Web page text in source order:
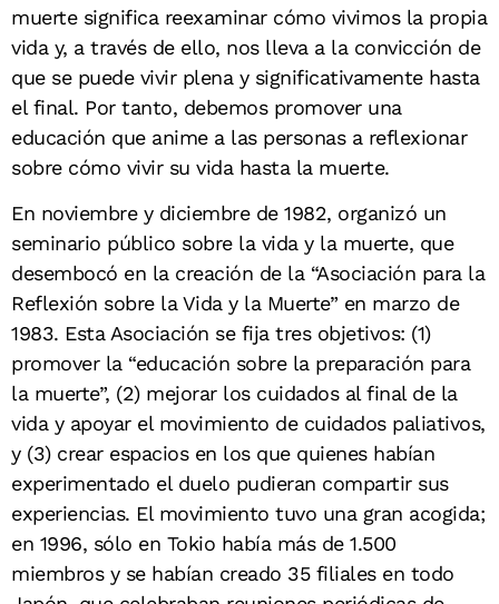
muerte significa reexaminar cómo vivimos la propia
vida y, a través de ello, nos lleva a la convicción de
que se puede vivir plena y significativamente hasta
el final. Por tanto, debemos promover una
educación que anime a las personas a reflexionar
sobre cómo vivir su vida hasta la muerte.
En noviembre y diciembre de 1982, organizó un
seminario público sobre la vida y la muerte, que
desembocó en la creación de la “Asociación para la
Reflexión sobre la Vida y la Muerte” en marzo de
1983. Esta Asociación se fija tres objetivos: (1)
promover la “educación sobre la preparación para
la muerte”, (2) mejorar los cuidados al final de la
vida y apoyar el movimiento de cuidados paliativos,
y (3) crear espacios en los que quienes habían
experimentado el duelo pudieran compartir sus
experiencias. El movimiento tuvo una gran acogida;
en 1996, sólo en Tokio había más de 1.500
miembros y se habían creado 35 filiales en todo